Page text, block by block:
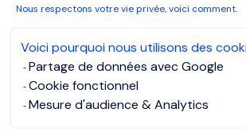
Nous respectons votre vie privée, voici comment.
Voici pourquoi nous utilisons des
Partage de données avec Google
Cookie fonctionnel
Mesure d'audience & Analytics